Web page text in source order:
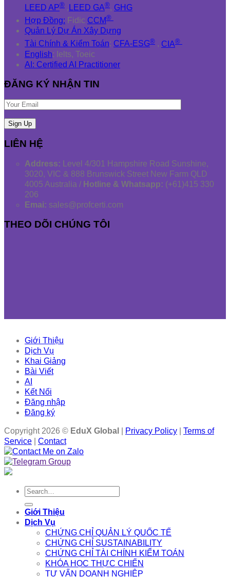
LEED AP® , LEED GA®, GHG
Hợp Đồng: Fidic CCM®
Quản Lý Dự Án Xây Dựng
Tài Chính & Kiểm Toán: CFA-ESG® , CIA®
English: Ielts, Toeic
AI: Certified AI Practitioner
ĐĂNG KÝ NHẬN TIN
LIÊN HỆ
Address: Level 4/301 Hampshire Road Sunshine,
3020, VIC & 888 Brunswick Street New Farm QLD
4005 Australia / Hotline & Whatsapp: (+61)415 330
206
Emai: sales@profcerti.com
THEO DÕI CHÚNG TÔI
Giới Thiệu
Dịch Vụ
Khai Giảng
Bài Viết
AI
Kết Nối
Đăng nhập
Đăng ký
Copyright 2026 © EduX Global Privacy Policy
Terms of
Service
Contact
Search
Giới Thiệu
Dịch Vụ
CHỨNG CHỈ QUẢN LÝ QUỐC TẾ
CHỨNG CHỈ SUSTAINABILITY
CHỨNG CHỈ TÀI CHÍNH KIỂM TOÁN
KHÓA HỌC THỰC CHIẾN
TƯ VẤN DOANH NGHIỆP